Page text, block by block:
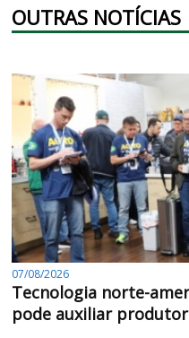
OUTRAS NOTÍCIAS
07/08/2026
Tecnologia norte-
pode auxiliar